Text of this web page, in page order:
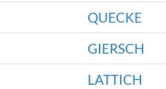
QUECKE
GIERSCH
LATTICH